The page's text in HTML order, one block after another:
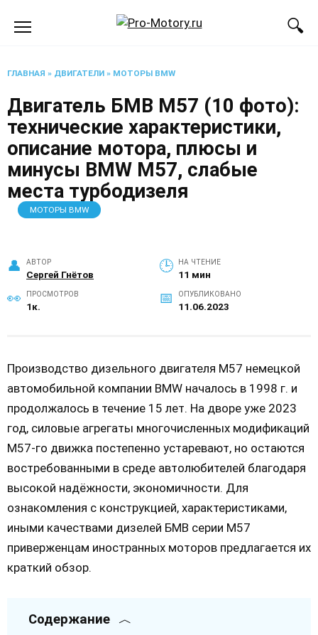
ГЛАВНАЯ » ДВИГАТЕЛИ » МОТОРЫ BMW
Двигатель БМВ М57 (10 фото):
технические характеристики,
описание мотора, плюсы и
минусы BMW M57, слабые
места турбодизеля
МОТОРЫ BMW
АВТОР
Сергей Гнётов
НА ЧТЕНИЕ
11 мин
ПРОСМОТРОВ
1к.
ОПУБЛИКОВАНО
11.06.2023
Производство дизельного двигателя М57 немецкой
автомобильной компании BMW началось в 1998 г. и
продолжалось в течение 15 лет. На дворе уже 2023
год, силовые агрегаты многочисленных модификаций
М57-го движка постепенно устаревают, но остаются
востребованными в среде автолюбителей благодаря
высокой надёжности, экономичности. Для
ознакомления с конструкцией, характеристиками,
иными качествами дизелей БМВ серии М57
приверженцам иностранных моторов предлагается их
краткий обзор.
Содержание